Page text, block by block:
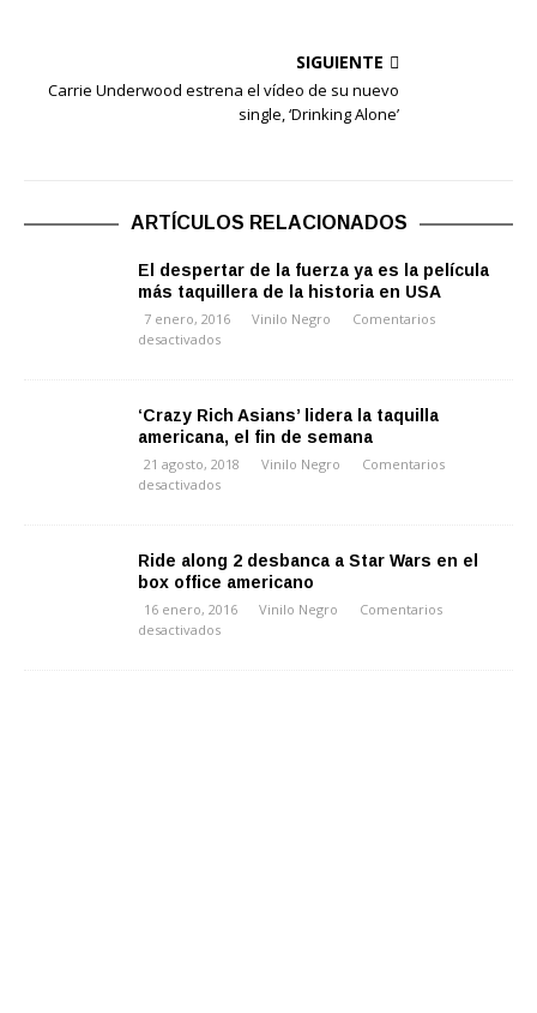
SIGUIENTE
Carrie Underwood estrena el vídeo de su nuevo
single, ‘Drinking Alone’
ARTÍCULOS RELACIONADOS
El despertar de la fuerza ya es la película
más taquillera de la historia en USA
7 enero, 2016 Vinilo Negro
Comentarios
desactivados
‘Crazy Rich Asians’ lidera la taquilla
americana, el fin de semana
21 agosto, 2018 Vinilo Negro
Comentarios
desactivados
Ride along 2 desbanca a Star Wars en el
box office americano
16 enero, 2016 Vinilo Negro
Comentarios
desactivados